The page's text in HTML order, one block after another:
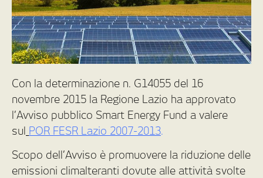
Con la determinazione n. G14055 del 16
novembre 2015 la Regione Lazio ha approvato
l’Avviso pubblico Smart Energy Fund a valere
sul POR FESR Lazio 2007-2013.
Scopo dell’Avviso è promuovere la riduzione delle
emissioni climalteranti dovute alle attività svolte